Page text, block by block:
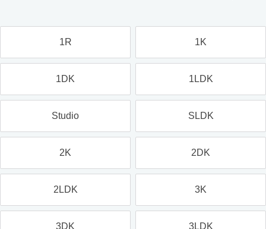
1R 1K
1DK 1LDK
Studio SLDK
2K 2DK
2LDK 3K
3DK 3LDK